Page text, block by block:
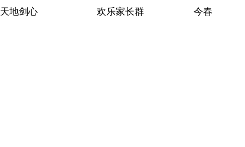
天地剑心 欢乐家长群 今春